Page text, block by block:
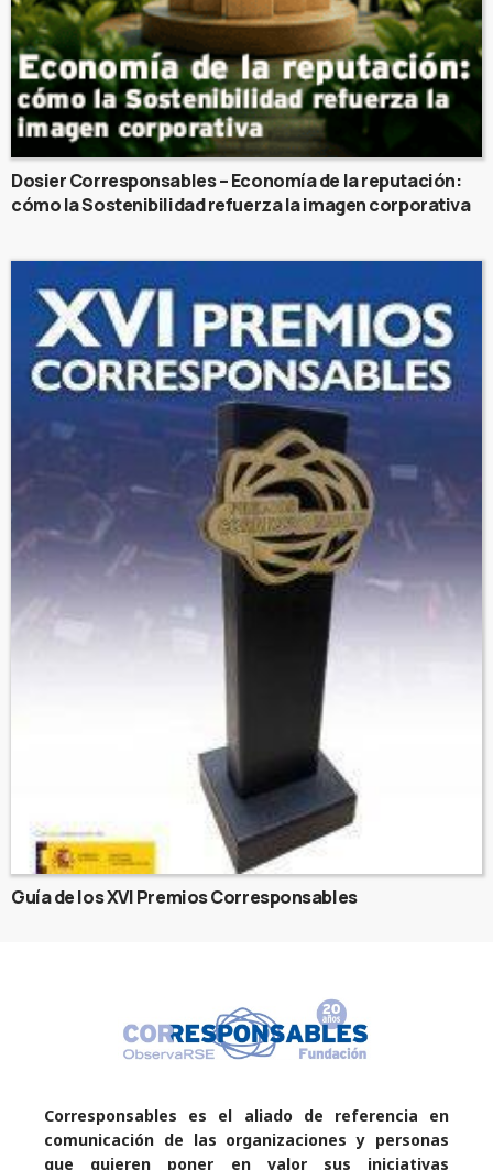
Dosier Corresponsables – Economía de la reputación:
cómo la Sostenibilidad refuerza la imagen corporativa
Guía de los XVI Premios Corresponsables
Corresponsables es el aliado de referencia en
comunicación de las organizaciones y personas
que quieren poner en valor sus iniciativas